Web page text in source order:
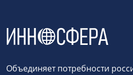
Объединяет потребности